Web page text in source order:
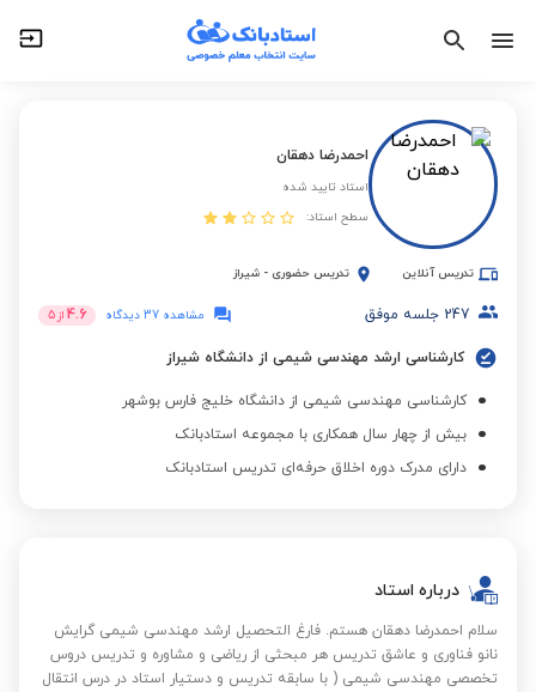
احمدرضا دهقان
استاد تایید شده
سطح استاد:
تدریس آنلاین تدریس حضوری - شیراز
247 جلسه موفق مشاهده 37 دیدگاه 4.6 از 5
کارشناسی ارشد مهندسی شیمی از دانشگاه شیراز
کارشناسی مهندسی شیمی از دانشگاه خلیج فارس بوشهر
بیش از چهار سال همکاری با مجموعه استادبانک
دارای مدرک دوره اخلاق حرفه‌ای تدریس استادبانک
درباره استاد
سلام احمدرضا دهقان هستم. فارغ التحصیل ارشد مهندسی شیمی گرایش
نانو فناوری و عاشق تدریس هر مبحثی از ریاضی و مشاوره و تدریس دروس
تخصصی مهندسی شیمی ( با سابقه تدریس و دستیار استاد در درس انتقال